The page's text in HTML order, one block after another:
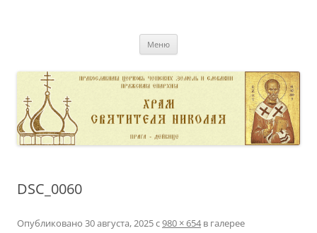
Меню
DSC_0060
Опубликовано 30 августа, 2025с980 × 654в галерее